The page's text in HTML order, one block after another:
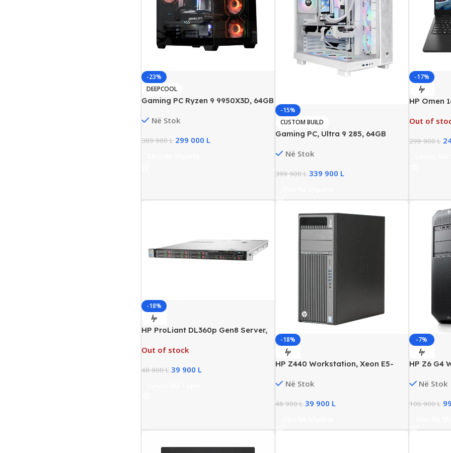
-23%
DEEPCOOL
Gaming PC Ryzen 9 9950X3D, 64GB
24GB, New
Në Stok
389 900L 299 000 L
-15%
CUSTOM BUILD
Gaming PC, Ultra 9 285, 64GB
5080/16GB, New
Në Stok
399 900L 339 900 L
-17%
HP Omen
240Hz,
GeForce
Out of
299 900L
-18%
HP ProLiant DL360p Gen8 Server,
2×600GB SAS HDD
Out of stock
48 900L 39 900 L
-18%
HP Z440 Workstation, Xeon E5-
NVIDIA Quadro
Në Stok
48 900L 39 900 L
-7%
HP Z6 G4
DDR4,
Në Stok
106 900L